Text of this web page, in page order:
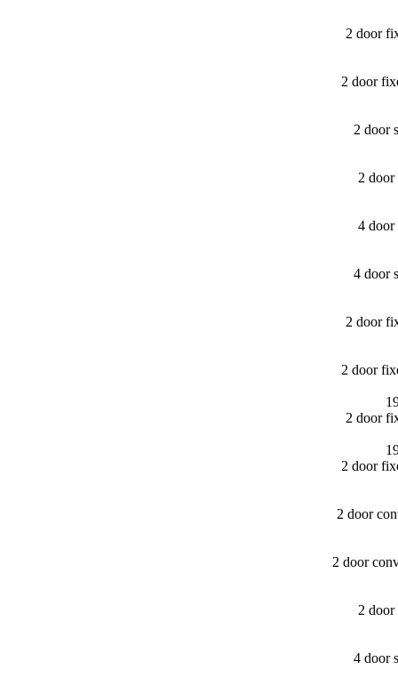
2 door
2 door
2 door
2
4 door
4 door
2 door
2 door
2 door
2 door
2 door
2 door
2
4 door